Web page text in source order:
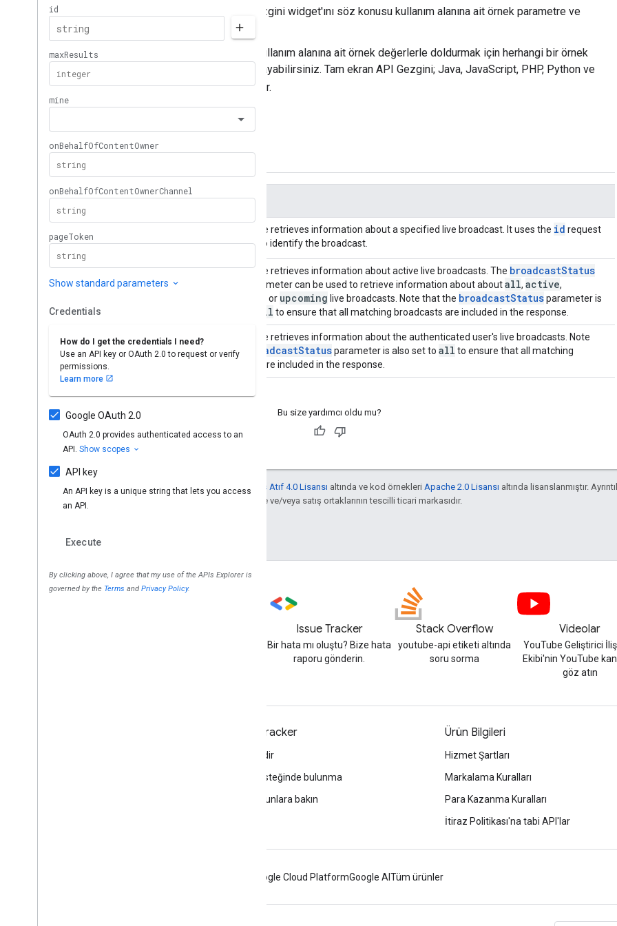
Bu size yardımcı oldu mu?
Aksi belirtilmediği sürece bu sayfanın içeriği Creative Commons Atıf 4.0 Lisansı altında ve kod örnekleri Apache 2.0 Lisansı altında lisanslanmıştır.
Google Developers Site Politikaları 'na göz atın. Java, Oracle ve/veya satış ortaklarının tescilli ticari markasıdır.
Issue Tracker
Bir hata mı oluştu? Bize hata
raporu gönderin.
Stack Overflow
youtube-api etiketi altında
soru sorma
Videolar
YouTube Geliştirici
Ekibi'nin YouTube
göz atın
Issue Tracker
Hata bildir
Özellik isteğinde bulunma
Açık sorunlara bakın
Ürün Bilgileri
Hizmet Şartları
Markalama Kuralları
Para Kazanma Kuralları
İtiraz Politikası'na tabi API'lar
Google Cloud PlatformGoogle AI Tüm ürünler